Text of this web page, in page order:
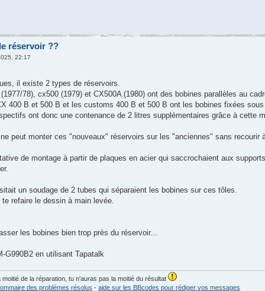
réservoir ??
22:17
il existe 2 types de réservoirs.
78), cx500 (1979) et CX500A (1980) ont des bobines parallèles au
400 B et 500 B et les customs 400 B et 500 B ont les bobines fixées
ont donc une contenance de 2 litres supplémentaires grâce à cette
peut monter ces "nouveaux" réservoirs sur les "anciennes" sans
de montage à partir de plaques en acier qui saccrochaient aux
un soudage de 2 tubes qui séparaient les bobines sur ces tôles.
refaire le dessin à main levée.
les bobines bien trop près du réservoir...
G990B2 en utilisant Tapatalk
moitié de la réparation, tu n'auras pas la moitié du résultat
des problèmes résolus -aide sur les BBcodes pour rédiger vos messages